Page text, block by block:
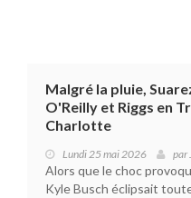
Malgré la pluie,
O'Reilly et Riggs en
Charlotte
Lundi 25 mai 2026 par
Alors que le choc
Kyle Busch éclipsait